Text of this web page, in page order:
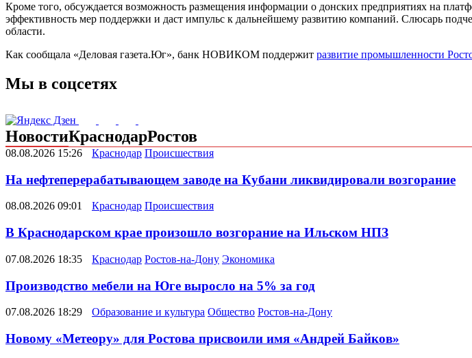
Кроме того, обсуждается возможность размещения информации о донских предприятиях на
эффективность мер поддержки и даст импульс к дальнейшему развитию компаний. Слюсарь
области.
Как сообщала «Деловая газета.Юг», банк НОВИКОМ поддержит развитие промышленности
Мы в соцсетях
НовостиКраснодарРостов
08.08.2026 15:26 Краснодар Происшествия
На нефтеперерабатывающем заводе на Кубани ликвидировали возгорание
08.08.2026 09:01 Краснодар Происшествия
В Краснодарском крае произошло возгорание на Ильском НПЗ
07.08.2026 18:35 Краснодар Ростов-на-Дону Экономика
Производство мебели на Юге выросло на 5% за год
07.08.2026 18:29 Образование и культура Общество Ростов-на-Дону
Новому «Метеору» для Ростова присвоили имя «Андрей Байков»